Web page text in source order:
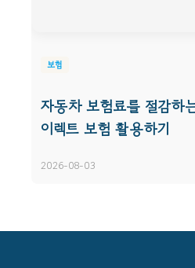
보험
자동차 보험료를 절감하
이렉트 보험 활용하기
2026-08-03